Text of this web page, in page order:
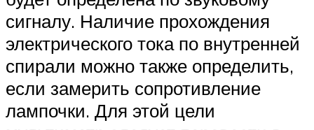
сигналу. Наличие прохождения
электрического тока по внутренней
спирали можно также определить,
если замерить сопротивление
лампочки. Для этой цели